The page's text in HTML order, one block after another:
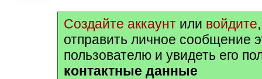
Создайте аккаунт или войдите
отправить личное сообщение
пользователю и увидеть его
контактные данные